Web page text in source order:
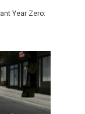
Year Zero: